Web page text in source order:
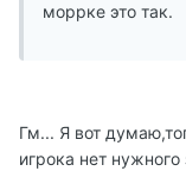
моррке это так.
Гм... Я вот
игрока нет